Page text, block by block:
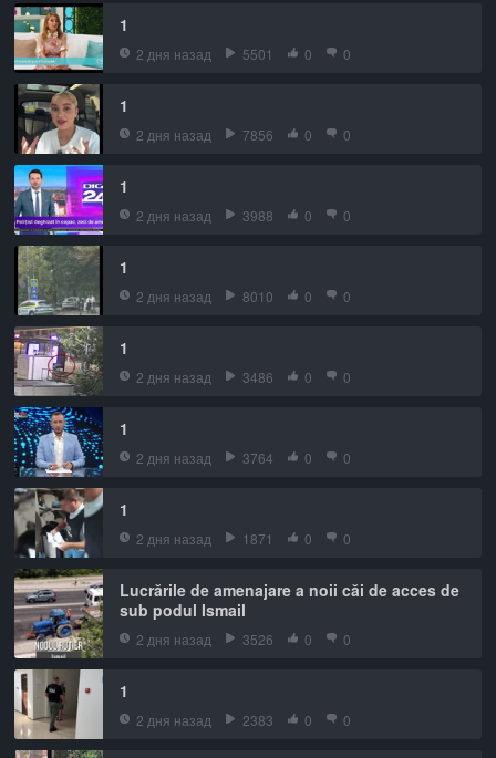
1
2 дня назад 5501 0 0
1
2 дня назад 7856 0 0
1
2 дня назад 3988 0 0
1
2 дня назад 8010 0 0
1
2 дня назад 3486 0 0
1
2 дня назад 3764 0 0
1
2 дня назад 1871 0 0
Lucrările de amenajare a noii căi de acces de
sub podul Ismail
2 дня назад 3526 0 0
1
2 дня назад 2383 0 0